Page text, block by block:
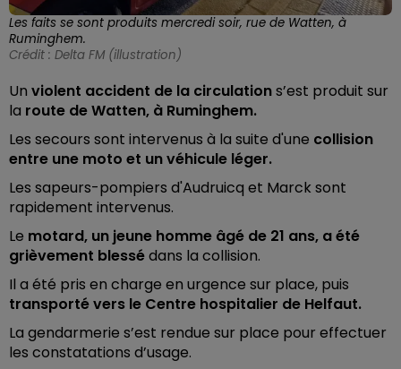
Les faits se sont produits mercredi soir, rue de Watten, à
Ruminghem.
Crédit : Delta FM (illustration)
Un violent accident de la circulations’est produit sur
la route de Watten, à Ruminghem.
Les secours sont intervenus à la suite d'une collision
entre une moto et un véhicule léger.
Les sapeurs-pompiers d'Audruicq et Marck sont
rapidement intervenus.
Le motard, un jeune homme âgé de 21 ans, a été
grièvement blessédans la collision.
Il a été pris en charge en urgence sur place, puis
transporté vers le Centre hospitalier de Helfaut.
La gendarmerie s’est rendue sur place pour effectuer
les constatations d’usage.